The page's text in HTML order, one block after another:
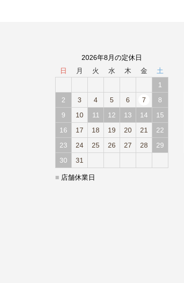
2026年8月の定休日
日
月 火 水 木 金
土
1
2
3 4 5 6 7
8
9
10 11 12 13 14
15
16
17 18 19 20 21
22
23
24 25 26 27 28
29
30
31
■ 店舗休業日